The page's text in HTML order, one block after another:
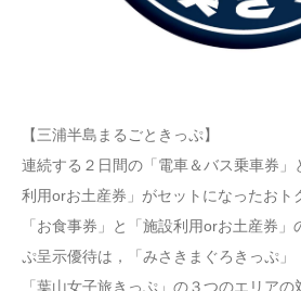
【三浦半島まるごときっぷ】
連続する２日間の「電車＆バス乗車券」
利用orお土産券」がセットになったおト
「お食事券」と「施設利用orお土産券
ぷ呈示優待は，「みさきまぐろきっぷ」
「葉山女子旅きっぷ」の３つのエリア